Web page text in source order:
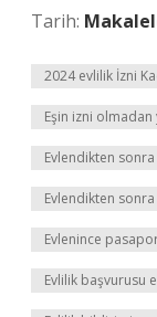
Tarih:
2024 evlilik İzni
Eşin izni olmadan
Evlendikten
Evlendikten
Evlenince
Evlilik başvurusu